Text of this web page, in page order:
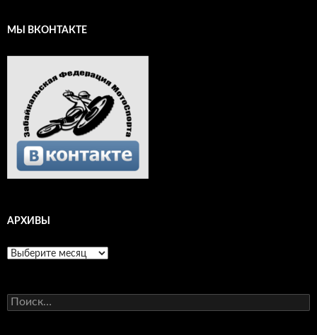
МЫ ВКОНТАКТЕ
АРХИВЫ
Архивы
Найти: